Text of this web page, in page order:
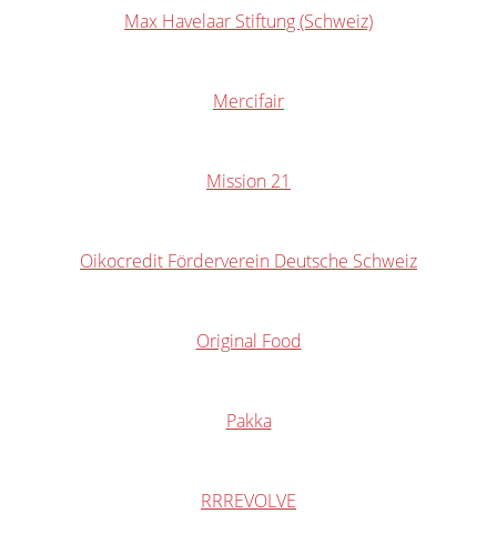
Max Havelaar Stiftung (Schweiz)
Mercifair
Mission 21
Oikocredit Förderverein Deutsche Schweiz
Original Food
Pakka
RRREVOLVE